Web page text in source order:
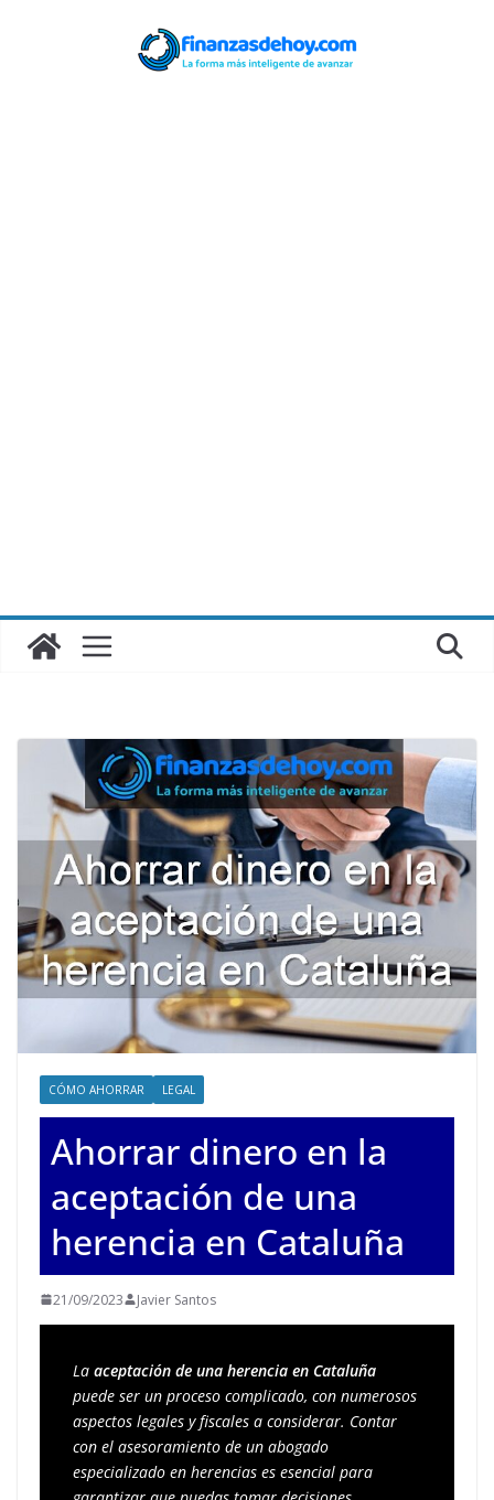
CÓMO AHORRAR LEGAL
Ahorrar dinero en la
aceptación de una
herencia en Cataluña
21/09/2023 Javier Santos
La aceptación de una herencia en Cataluña
puede ser un proceso complicado, con numerosos
aspectos legales y fiscales a considerar. Contar
con el asesoramiento de un abogado
especializado en herencias es esencial para